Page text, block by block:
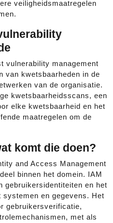
veiligheidsmaatregelen
vulnerability management
van kwetsbaarheden in de
van de organisatie.
kwetsbaarheidsscans, een
elke kwetsbaarheid en het
maatregelen om de
komt die doen?
and Access Management
binnen het domein. IAM
gebruikersidentiteiten en het
en gegevens. Het
gebruikersverificatie,
met als